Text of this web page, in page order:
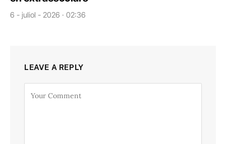
6 - juliol - 2026 · 02:36
LEAVE A REPLY